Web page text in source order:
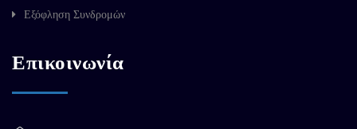
Εξόφληση Συνδρομών
Επικοινωνία